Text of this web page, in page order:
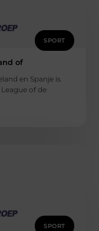
SPORT
of
en Spanje is
of de
SPORT